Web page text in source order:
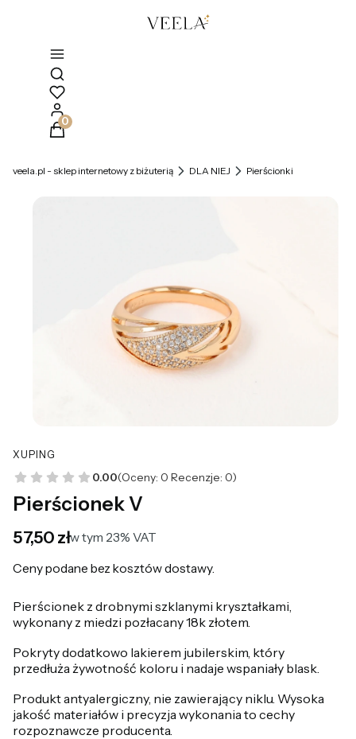
Otwórz wyszukiwarkę
Produkty w koszyku: 0. Zobacz szczegóły
veela.pl - sklep internetowy z biżuterią DLA NIEJ Pierścionki
XUPING
0.00(Oceny: 0 Recenzje: 0)
Pierścionek V
Cena
57,50 złw tym 23% VAT
w tym 23% VAT
Ceny podane bez kosztów dostawy.
Pierścionek z drobnymi szklanymi kryształkami,
wykonany z miedzi pozłacany 18k złotem.
Pokryty dodatkowo lakierem jubilerskim, który
przedłuża żywotność koloru i nadaje wspaniały blask.
Produkt antyalergiczny, nie zawierający niklu. Wysoka
jakość materiałów i precyzja wykonania to cechy
rozpoznawcze producenta.